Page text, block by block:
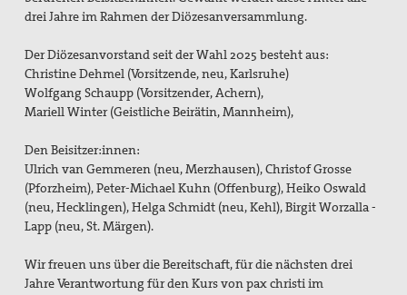
Mitgliedschaft/Spenden
Spiritualität
Aktive Gewaltfreiheit
Bühler Kreuz und andere Orte des Friedens
Friedensmeditationen zu Menschen des Friedens
Politisches Nachtgebet
Themen, Angebote und Projekte
Bündnis "Schulfrei für die Bundeswehr. Lernen für den
Frieden"
drei Jahre im Rahmen der Diözesanversammlung.
Der Diözesanvorstand seit der Wahl 2025 besteht aus:
Christine Dehmel (Vorsitzende, neu, Karlsruhe)
Wolfgang Schaupp (Vorsitzender, Achern),
Mariell Winter (Geistliche Beirätin, Mannheim),
Den Beisitzer:innen:
Ulrich van Gemmeren (neu, Merzhausen), Christof Grosse
(Pforzheim), Peter-Michael Kuhn (Offenburg), Heiko Oswald
(neu, Hecklingen), Helga Schmidt (neu, Kehl), Birgit Worzalla -
Lapp (neu, St. Märgen).
Wir freuen uns über die Bereitschaft, für die nächsten drei
Jahre Verantwortung für den Kurs von pax christi im